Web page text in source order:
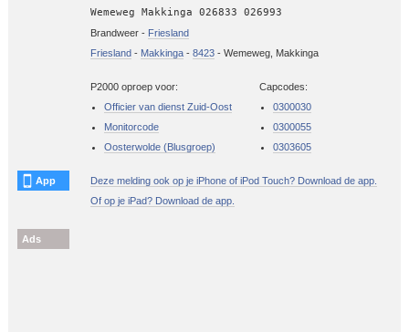
Wemeweg Makkinga 026833 026993
Brandweer - Friesland
Friesland - Makkinga- 8423- Wemeweg, Makkinga
P2000 oproep voor:
Officier van dienst Zuid-Oost
Monitorcode
Oosterwolde (Blusgroep)
Capcodes:
0300030
0300055
0303605
App
Deze melding ook op je iPhone of iPod Touch? Download de app.
Of op je iPad? Download de app.
Ads